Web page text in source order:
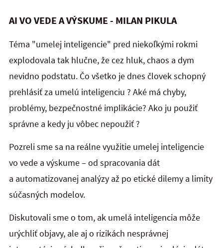
AI VO VEDE A VÝSKUME - MILAN PIKULA
Téma "umelej inteligencie" pred niekoľkými rokmi
explodovala tak hlučne, že cez hluk, chaos a dym
nevidno podstatu. Čo všetko je dnes človek schopný
prehlásiť za umelú inteligenciu ? Aké má chyby,
problémy, bezpečnostné implikácie? Ako ju použiť
správne a kedy ju vôbec nepoužiť ?
Pozreli sme sa na reálne využitie umelej inteligencie
vo vede a výskume – od spracovania dát
a automatizovanej analýzy až po etické dilemy a limity
súčasných modelov.
Diskutovali sme o tom, ak umelá inteligencia môže
urýchliť objavy, ale aj o rizikách nesprávnej